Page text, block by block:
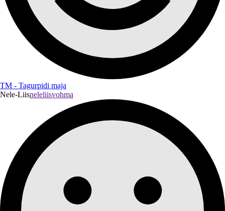
TM - Tagurpidi maja
Nele-Liisneleliisvohma